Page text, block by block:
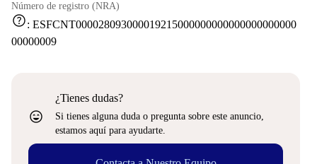
Número de registro (NRA)
help: ESFCNT000028093000019215000000000000000000000
00000009
sentiment_very_satisfied
¿Tienes dudas?
Si tienes alguna duda o pregunta sobre este anuncio,
estamos aquí para ayudarte.